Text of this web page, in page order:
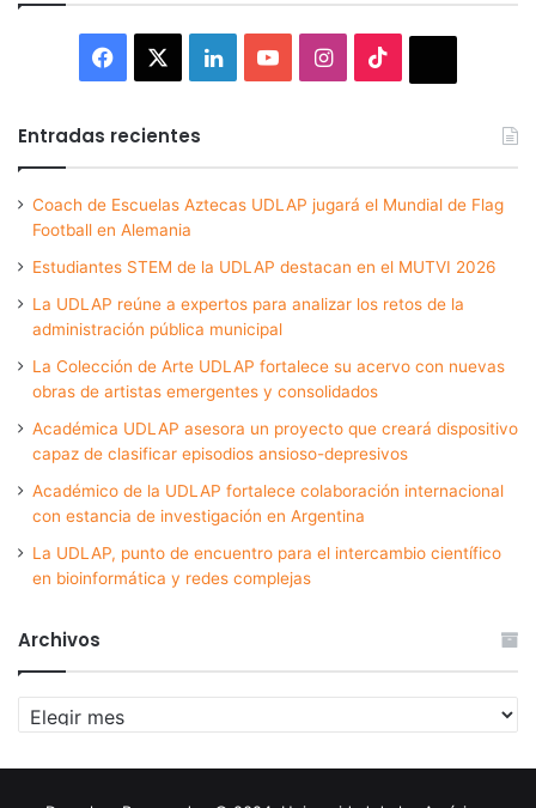
Facebook LinkedInYouTubeInstagram
Entradas recientes
Coach de Escuelas Aztecas UDLAP jugará el Mundial de Flag
Football en Alemania
Estudiantes STEM de la UDLAP destacan en el MUTVI 2026
La UDLAP reúne a expertos para analizar los retos de la
administración pública municipal
La Colección de Arte UDLAP fortalece su acervo con nuevas
obras de artistas emergentes y consolidados
Académica UDLAP asesora un proyecto que creará dispositivo
capaz de clasificar episodios ansioso-depresivos
Académico de la UDLAP fortalece colaboración internacional
con estancia de investigación en Argentina
La UDLAP, punto de encuentro para el intercambio científico
en bioinformática y redes complejas
Archivos
Archivos